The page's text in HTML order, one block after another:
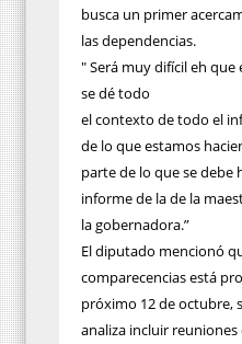
busca un primer
las dependencias.
"Será muy difícil eh que
se dé todo
el contexto de todo el
de lo que estamos
parte de lo que se debe
informe de la de la
la gobernadora.”
El diputado mencionó
comparecencias está
próximo 12 de octubre,
analiza incluir